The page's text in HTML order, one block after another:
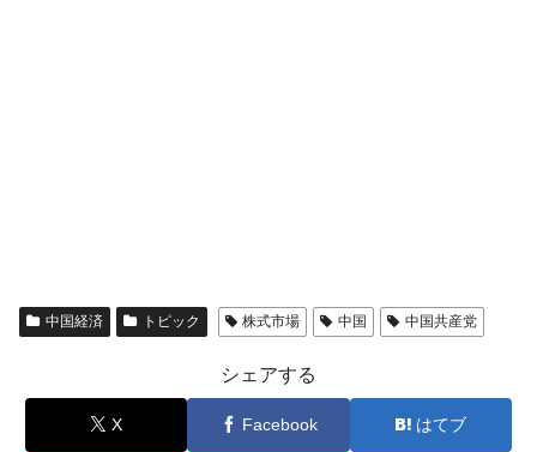
中国経済 トピック 株式市場 中国 中国共産党
シェアする
X Facebook はてブ